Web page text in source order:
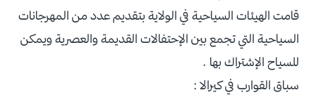
قامت الهيئات السياحية في الولاية بتقديم عدد من المهرجانات
السياحية التي تجمع بين الإحتفالات القديمة والعصرية ويمكن
للسياح الإشتراك بها .
سباق القوارب في كيرالا :